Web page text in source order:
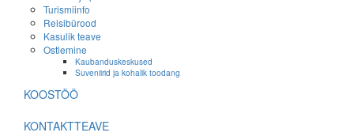
Turismiinfo
Reisibürood
Kasulik teave
Ostlemine
Kaubanduskeskused
Suveniirid ja kohalik toodang
KOOSTÖÖ
KONTAKTTEAVE